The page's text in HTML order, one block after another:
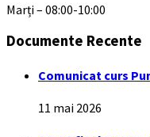
Marți – 08:00-10:00
Documente Recente
Comunicat curs
11 mai 2026